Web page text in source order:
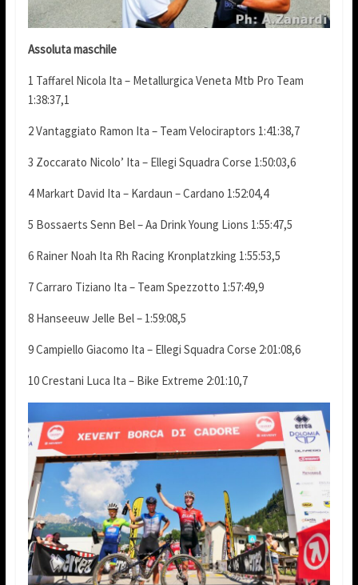
Assoluta maschile
1 Taffarel Nicola Ita – Metallurgica Veneta Mtb Pro Team
1:38:37,1
2 Vantaggiato Ramon Ita – Team Velociraptors 1:41:38,7
3 Zoccarato Nicolo’ Ita – Ellegi Squadra Corse 1:50:03,6
4 Markart David Ita – Kardaun – Cardano 1:52:04,4
5 Bossaerts Senn Bel – Aa Drink Young Lions 1:55:47,5
6 Rainer Noah Ita Rh Racing Kronplatzking 1:55:53,5
7 Carraro Tiziano Ita – Team Spezzotto 1:57:49,9
8 Hanseeuw Jelle Bel – 1:59:08,5
9 Campiello Giacomo Ita – Ellegi Squadra Corse 2:01:08,6
10 Crestani Luca Ita – Bike Extreme 2:01:10,7